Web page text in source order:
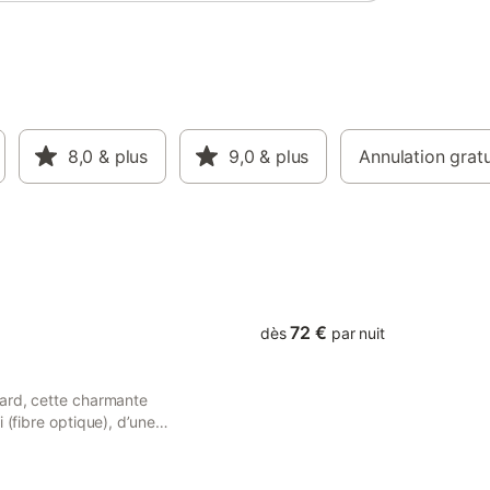
8,0 & plus 9,0 & plus Annulation
cette charmante
(fibre optique), d’une
Elle est
dès 72 € par nuit